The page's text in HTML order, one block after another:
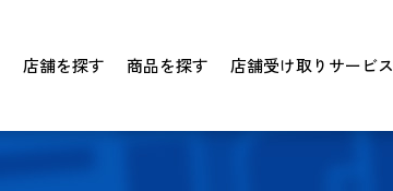
店舗を探す 商品を探す 店舗受け取りサービス